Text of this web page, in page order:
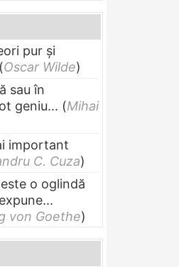
pur și
(Oscar Wilde)
sau în
geniu... (Mihai
important
C. Cuza)
o oglindă
von Goethe)